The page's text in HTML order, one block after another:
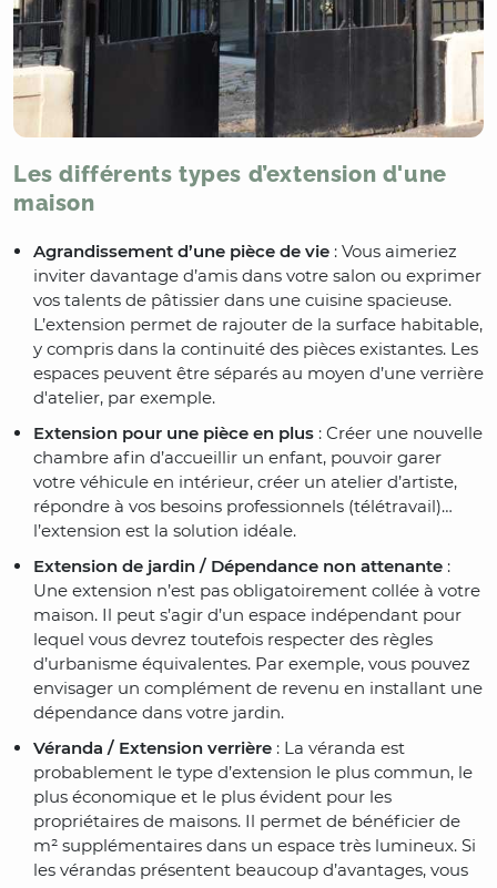
Les différents types d’extension d'une
maison
Agrandissement d’une pièce de vie : Vous aimeriez
inviter davantage d’amis dans votre salon ou exprimer
vos talents de pâtissier dans une cuisine spacieuse.
L’extension permet de rajouter de la surface habitable,
y compris dans la continuité des pièces existantes. Les
espaces peuvent être séparés au moyen d’une verrière
d'atelier, par exemple.
Extension pour une pièce en plus : Créer une nouvelle
chambre afin d’accueillir un enfant, pouvoir garer
votre véhicule en intérieur, créer un atelier d’artiste,
répondre à vos besoins professionnels (télétravail)…
l’extension est la solution idéale.
Extension de jardin / Dépendance non attenante :
Une extension n’est pas obligatoirement collée à votre
maison. Il peut s’agir d’un espace indépendant pour
lequel vous devrez toutefois respecter des règles
d’urbanisme équivalentes. Par exemple, vous pouvez
envisager un complément de revenu en installant une
dépendance dans votre jardin.
Véranda / Extension verrière : La véranda est
probablement le type d’extension le plus commun, le
plus économique et le plus évident pour les
propriétaires de maisons. Il permet de bénéficier de
m² supplémentaires dans un espace très lumineux. Si
les vérandas présentent beaucoup d’avantages, vous